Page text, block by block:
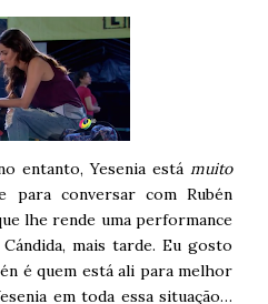
entanto, Yesenia está muito
para conversar com Rubén
lhe rende uma performance
mais tarde. Eu gosto
é quem está ali para melhor
em toda essa situação…